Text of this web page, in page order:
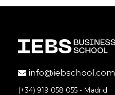
info@iebschool.com
(+34) 919 058 055 - Madrid